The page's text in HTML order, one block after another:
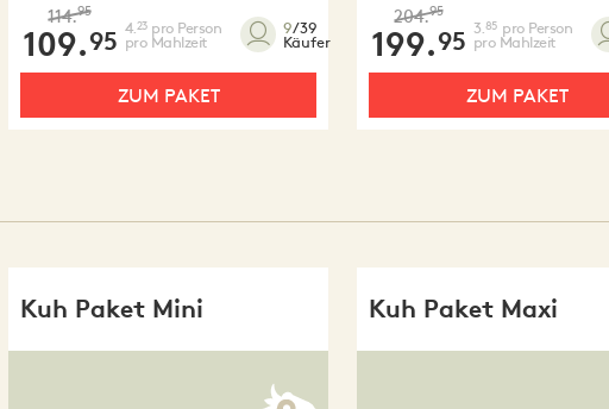
114.95
109.95 4. 23pro Person
pro Mahlzeit
9/39
Käufer
ZUM PAKET
204.95
199.95 3. 85 pro Person
pro Mahlzeit
ZUM PAKET
Kuh Paket Mini Kuh Paket Maxi